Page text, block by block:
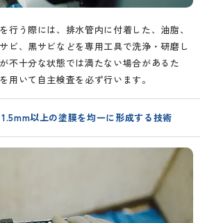
行う際には、排水管内に付着した、油脂、
ビ、黒サビなどを専用工具で洗浄・研磨し
不十分な状態では満たない場合があるた
用いて自主検査を必ず行います。
以上の塗膜を均一に形成する技術